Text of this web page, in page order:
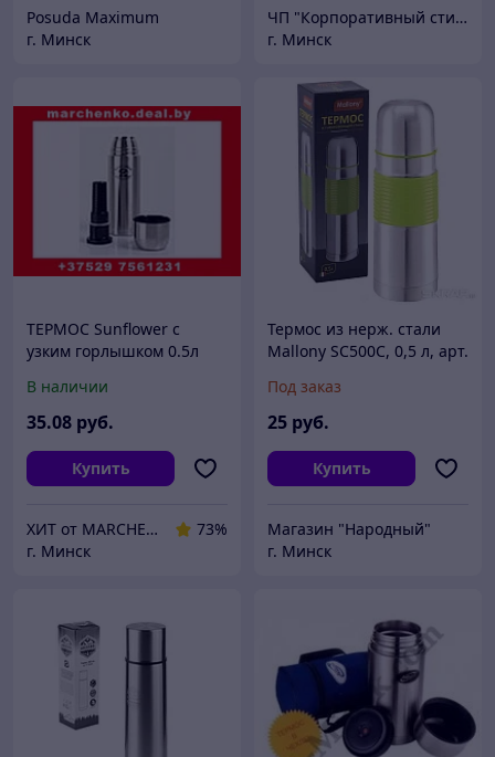
Posuda Maximum
г. Минск
ЧП "Корпоративный стиль"
г. Минск
ТЕРМОС Sunflower с
узким горлышком 0.5л
В наличии
35.08 руб.
Купить
ХИТ от MARCHENKO
73%
г. Минск
Термос из нерж. стали
Mallony SC500C, 0,5 л, арт.
Под заказ
25 руб.
Купить
Магазин "Народный"
г. Минск